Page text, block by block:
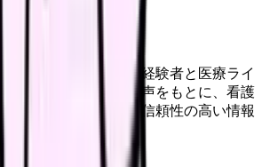
集部
」編集部は、看護師経験者と医療ライ
す。現場のリアルな声をもとに、看護
職・働き方に関する信頼性の高い情報
監修体制を見る